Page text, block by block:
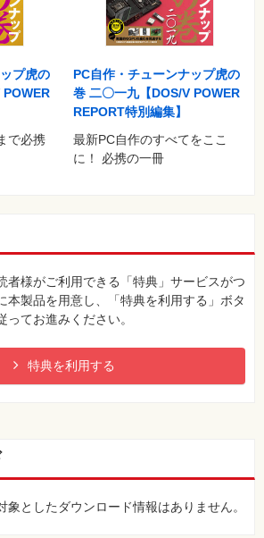
プ虎の
で必携
PC自作・チューンナップ虎の
巻 二〇一九【DOS/V POWER
REPORT特別編集】
最新PC自作のすべてをここ
に！ 必携の一冊
者様がご利用できる「特典」サービスがつ
本製品を用意し、「特典を利用する」ボタ
ってお進みください。
特典を利用する
象としたダウンロード情報はありません。